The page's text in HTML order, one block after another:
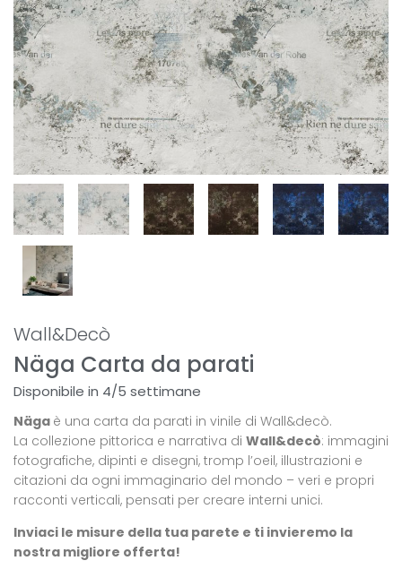
Wall&Decò
Näga Carta da parati
Disponibile in 4/5 settimane
Näga è una carta da parati in vinile di Wall&decò.‎
La collezione pittorica e narrativa di Wall&decò: immagini
fotografiche, dipinti e disegni, tromp l’oeil, illustrazioni e
citazioni da ogni immaginario del mondo – veri e propri
racconti verticali, pensati per creare interni unici.‎
Inviaci le misure della tua parete e ti invieremo la
nostra migliore offerta!